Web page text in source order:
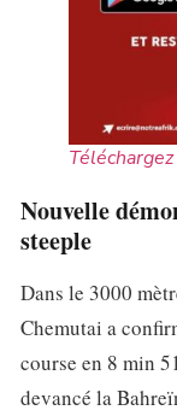
Téléchargez
Nouvelle
steeple
Dans le 3000
Chemutai a
course en 8 min
devancé la